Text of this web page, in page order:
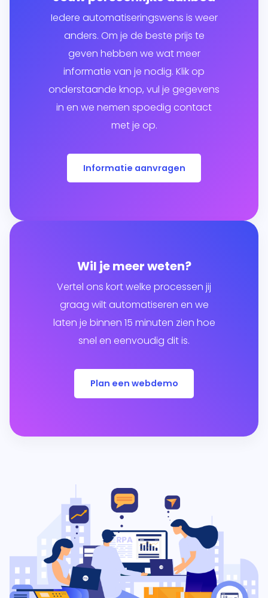
Iedere automatiseringswens is weer
anders. Om je de beste prijs te
geven hebben we wat meer
informatie van je nodig. Klik op
onderstaande knop, vul je gegevens
in en we nemen spoedig contact
met je op.
Informatie aanvragen
Wil je meer weten?
Vertel ons kort welke processen jij
graag wilt automatiseren en we
laten je binnen 15 minuten zien hoe
snel en eenvoudig dit is.
Plan een webdemo